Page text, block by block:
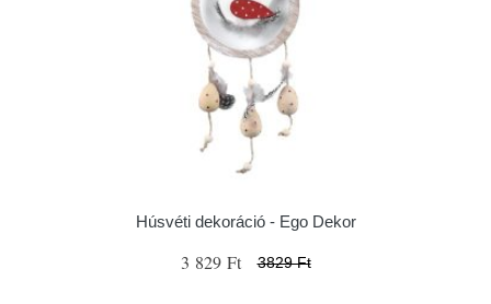
Húsvéti dekoráció - Ego Dekor
3 829 Ft 3829 Ft